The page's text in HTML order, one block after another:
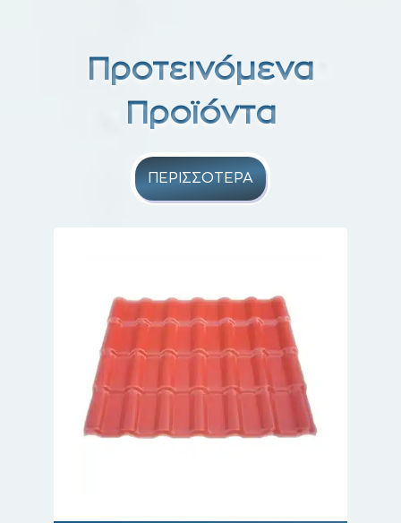
Προτεινόμενα
Προϊόντα
ΠΕΡΙΣΣΟΤΕΡΑ